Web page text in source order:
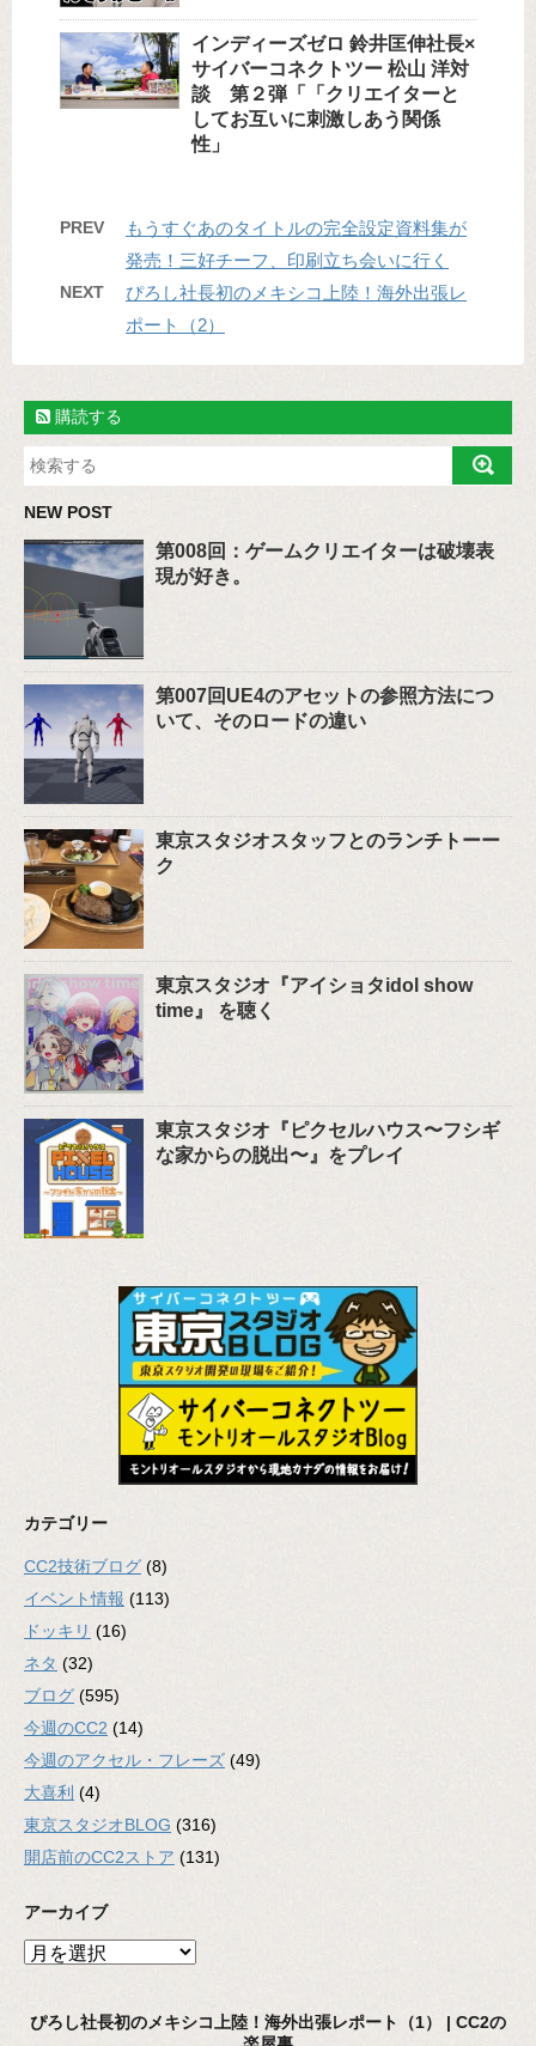
インディーズゼロ 鈴井匡伸社長×
サイバーコネクトツー 松山 洋対
談 第２弾「「クリエイターと
してお互いに刺激しあう関係
性」
PREV
もうすぐあのタイトルの完全設定資料集が
発売！三好チーフ、印刷立ち会いに行く
NEXT
ぴろし社長初のメキシコ上陸！海外出張レ
ポート（2）
購読する
NEW POST
第008回：ゲームクリエイターは破壊表
現が好き。
第007回UE4のアセットの参照方法につ
いて、そのロードの違い
東京スタジオスタッフとのランチトーー
ク
東京スタジオ『アイショタidol show
time』 を聴く
東京スタジオ『ピクセルハウス〜フシギ
な家からの脱出〜』をプレイ
カテゴリー
CC2技術ブログ (8)
イベント情報 (113)
ドッキリ (16)
ネタ (32)
ブログ (595)
今週のCC2 (14)
今週のアクセル・フレーズ (49)
大喜利 (4)
東京スタジオBLOG (316)
開店前のCC2ストア (131)
アーカイブ
ア
イ
ぴろし社長初のメキシコ上陸！海外出張レポート（1） | CC2の